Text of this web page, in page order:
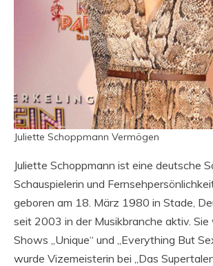
Juliette Schoppmann Vermögen
Juliette Schoppmann ist eine deutsche
Schauspielerin und
geboren am 18. März 1980 in Stade,
seit 2003 in der Musikbranche aktiv. Sie
Shows „Unique“ und „Everything But
wurde Vizemeisterin bei „Das